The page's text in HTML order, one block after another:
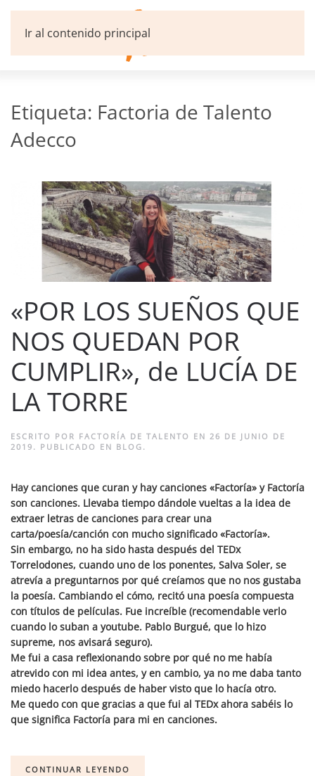
Ir al contenido principal
Etiqueta: Factoria de Talento
Adecco
«POR LOS SUEÑOS QUE
NOS QUEDAN POR
CUMPLIR», de LUCÍA DE
LA TORRE
ESCRITO POR FACTORÍA DE TALENTO EN 26 DE JUNIO DE
2019 . PUBLICADO EN BLOG .
Hay canciones que curan y hay canciones «Factoría» y Factoría
son canciones. Llevaba tiempo dándole vueltas a la idea de
extraer letras de canciones para crear una
carta/poesía/canción con mucho significado «Factoría».
Sin embargo, no ha sido hasta después del TEDx
Torrelodones, cuando uno de los ponentes, Salva Soler, se
atrevía a preguntarnos por qué creíamos que no nos gustaba
la poesía. Cambiando el cómo, recitó una poesía compuesta
con títulos de películas. Fue increíble (recomendable verlo
cuando lo suban a youtube. Pablo Burgué, que lo hizo
supreme, nos avisará seguro).
Me fui a casa reflexionando sobre por qué no me había
atrevido con mi idea antes, y en cambio, ya no me daba tanto
miedo hacerlo después de haber visto que lo hacía otro.
Me quedo con que gracias a que fui al TEDx ahora sabéis lo
que significa Factoría para mi en canciones.
CONTINUAR LEYENDO